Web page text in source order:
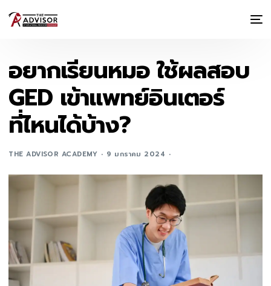
อยากเรียนหมอ ใช้ผลสอบ
GED เข้าแพทย์อินเตอร์
ที่ไหนได้บ้าง?
THE ADVISOR ACADEMY 9 มกราคม 2024